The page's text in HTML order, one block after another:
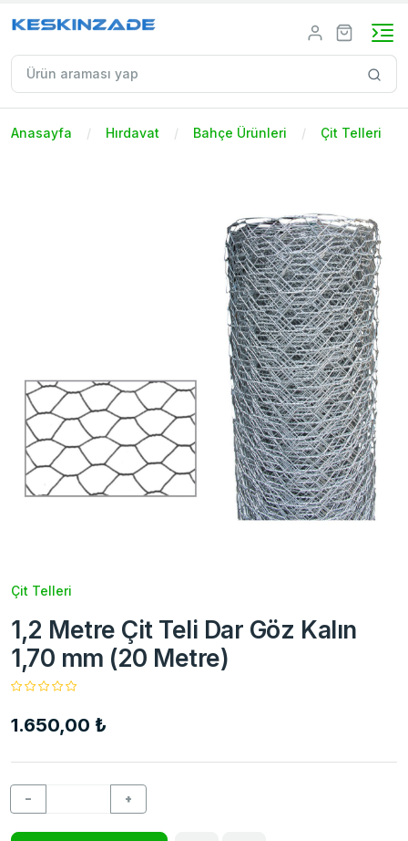
Anasayfa Hırdavat Bahçe Ürünleri Çit Telleri
Çit Telleri
1,2 Metre Çit Teli Dar Göz Kalın
1,70 mm (20 Metre)
1.650,00 ₺
− +